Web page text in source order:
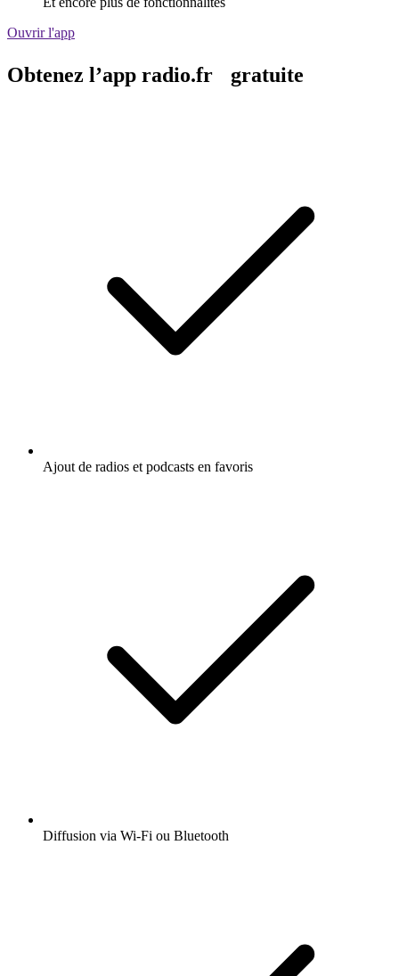
Ouvrir l'app
Obtenez l’app radio.fr gratuite
Ajout de radios et podcasts en favoris
Diffusion via Wi-Fi ou Bluetooth